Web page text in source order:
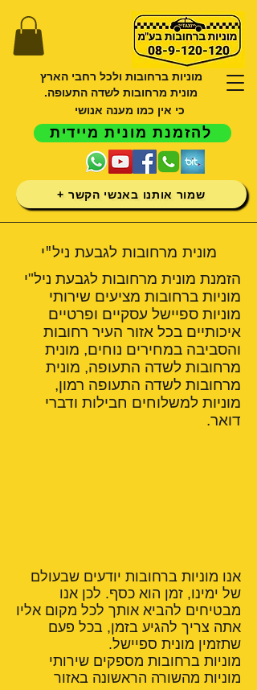
מוניות ברחובות ולכל רחבי הארץ
מונית מרחובות לשדה התעופה.
כי אין כמו מענה אנושי
להזמנת מונית מיידית
שמור אותנו באנשי הקשר +
מונית מרחובות לגבעת ניל"י
הזמנת מונית מרחובות לגבעת ניל"י
מוניות ברחובות מציעים שירותי
מוניות ספיישל עסקיים ופרטיים
איכותיים בכל אזור העיר רחובות
והסביבה במחירים נוחים, מונית
מרחובות לשדה התעופה, מונית
מרחובות לשדה התעופה רמון,
מוניות למשלוחים חבילות ודברי
דואר.
אנו מוניות ברחובות יודעים שבעולם
של ימינו, זמן הוא כסף. לכן אנו
מבטיחים להביא אותך לכל מקום אליו
אתה צריך להגיע בזמן, בכל פעם
שתזמין מונית ספיישל.
מוניות ברחובות מספקים שירותי
מוניות מהשורה הראשונה באזור